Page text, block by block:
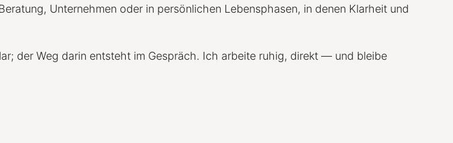
Unternehmen oder in persönlichen Lebensphasen, in denen Klarheit und
der Weg darin entsteht im Gespräch. Ich arbeite ruhig, direkt — und bleibe